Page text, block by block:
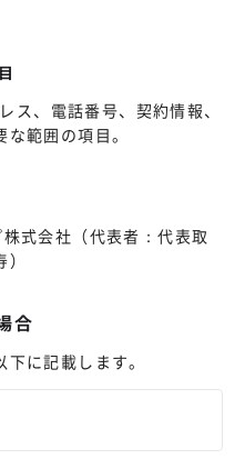
、電話番号、契約情報、
範囲の項目。
式会社（代表者：代表取
合
に記載します。